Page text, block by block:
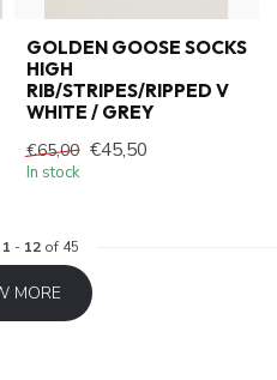
GOLDEN GOOSE SOCKS
HIGH
RIB/STRIPES/RIPPED V
WHITE / GREY
€65,00 €45,50
In stock
1 - 12of 45
MORE